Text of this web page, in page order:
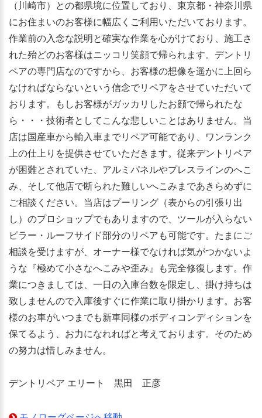
（川崎市）との都県境に位置しており、東京都・神奈川県
にお住まいのお客様に幅広くご利用いただいております。
作業前の入念な説明と確実な作業を心がけており、施工さ
れた殆どのお客様はニッコリ笑顔で帰られます。デントリ
ペアの専門店なのですから、お客様の想像を遥かに上回ら
なければならないという信念でリペアをさせていただいて
おります。もしお客様がガッカリしたお顔で帰られたな
ら・・・技術者としてこんな悲しいことはありません。当
店は国産車から輸入車までリペア可能であり、ワンランク
上の仕上りを提供させていただきます。従来デントリペア
が困難とされていた、アルミパネルやプレスラインのへこ
み、そして他店で断られた難しいへこみまであきらめずに
ご相談ください。当店はプーリング（表からの引張り出
し）のプロショップでもありますので、ツールが入らない
ピラー・ルーフサイド部分のリペアも可能です。たまにご
相談を受けますが、オーナー様でなければ気がつかないよ
うな『極めて小さなへこみや歪み』も完全修復します。作
業につきましては、一日の入庫台数を限定し、掛け持ちは
致しませんので入庫後すぐに作業に取り掛かります。お客
様のお車がいつまでも新車同様のボディコンディションを
保てるよう、お力になれればと考えております。そのため
の努力は惜しみません。
デントリペア エリート 黒田 正彦